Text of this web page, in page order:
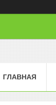
ГЛАВНАЯ